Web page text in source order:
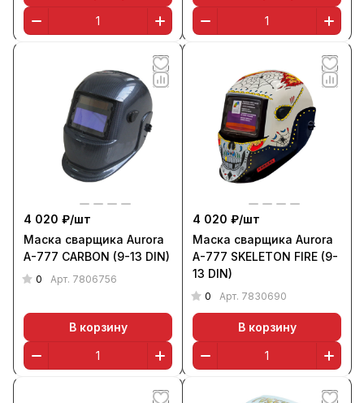
4 020 ₽/шт
Маска сварщика Aurora
A-777 CARBON (9-13 DIN)
0 Арт. 7806756
В корзину
4 020 ₽/шт
Маска сварщика Aurora
A-777 SKELETON FIRE (9-
13 DIN)
0 Арт. 7830690
В корзину